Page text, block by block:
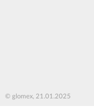
© glomex, 21.01.2025